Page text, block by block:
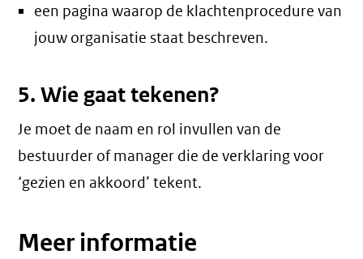
een pagina waarop de klachtenprocedure van
jouw organisatie staat beschreven.
5. Wie gaat tekenen?
Je moet de naam en rol invullen van de
bestuurder of manager die de verklaring voor
‘gezien en akkoord’ tekent.
Meer informatie